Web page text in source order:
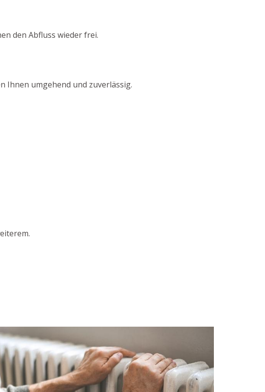
den Abfluss wieder frei.
Ihnen umgehend und zuverlässig.